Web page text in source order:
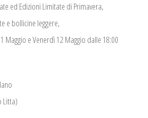
ed Edizioni Limitate di Primavera,
e bollicine leggere,
Maggio e Venerdì 12 Maggio dalle 18:00
Litta)